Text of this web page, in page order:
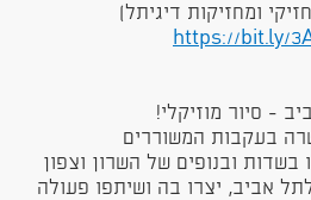
https://bit.ly/
- סיור מוזיקלי!
בעקבות המשוררים
בשדות ובנופים של השרון וצפון
אביב, יצרו בה ושיתפו פעולה